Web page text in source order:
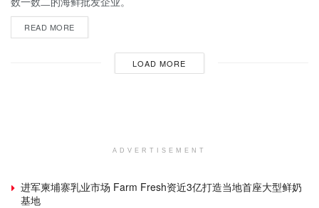
READ MORE
LOAD MORE
ADVERTISEMENT
进军柬埔寨乳业市场 Farm Fresh资近3亿打造当地首座大型鲜奶
基地